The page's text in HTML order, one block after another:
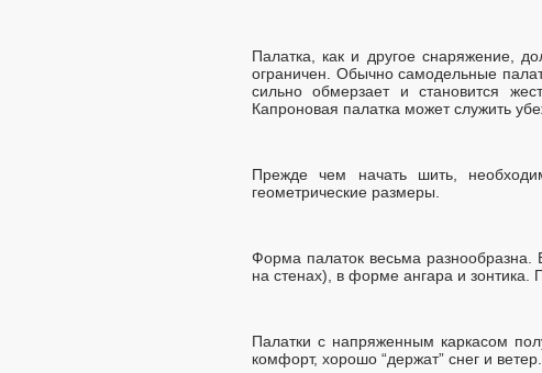
Палатка, как и другое снаряжение,
ограничен. Обычно самодельные
сильно обмерзает и становится
Капроновая палатка может служить
Прежде чем начать шить,
геометрические размеры.
Форма палаток весьма разнообразна.
на стенах), в форме ангара и зонтика.
Палатки с напряженным каркасом
комфорт, хорошо “держат” снег и